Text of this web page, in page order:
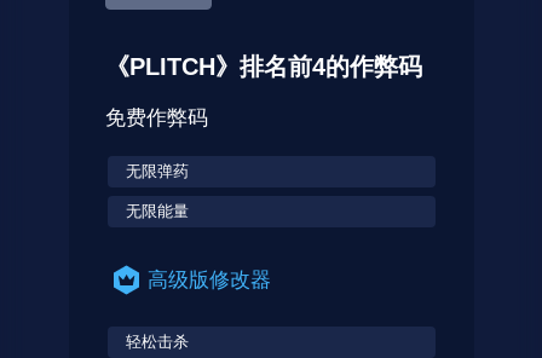
《PLITCH》排名前4的作弊码
免费作弊码
无限弹药
无限能量
高级版修改器
轻松击杀